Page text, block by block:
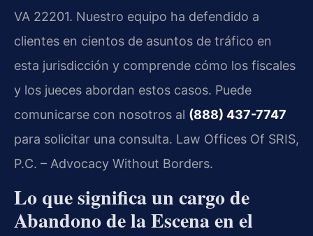
VA 22201. Nuestro equipo ha defendido a
clientes en cientos de asuntos de tráfico en
esta jurisdicción y comprende cómo los fiscales
y los jueces abordan estos casos. Puede
comunicarse con nosotros al (888) 437-7747
para solicitar una consulta. Law Offices Of SRIS,
P.C. – Advocacy Without Borders.
Lo que significa un cargo de
Abandono de la Escena en el